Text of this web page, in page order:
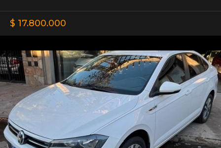
$ 17.800.000